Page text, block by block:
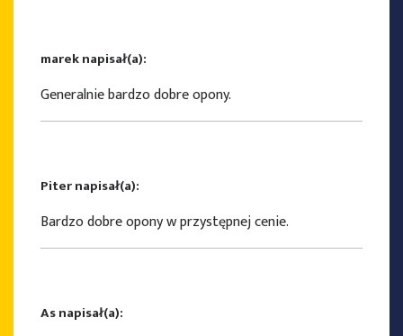
marek napisał(a):
Generalnie bardzo dobre opony.
Piter napisał(a):
Bardzo dobre opony w przystępnej cenie.
As napisał(a):